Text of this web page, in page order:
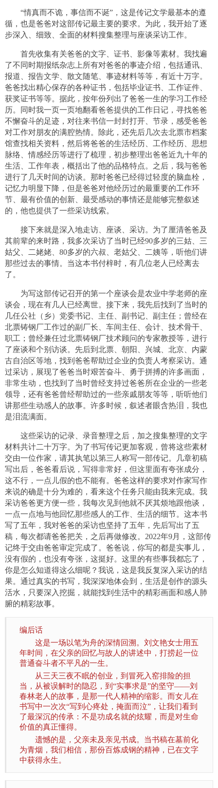
“情真而不诡，事信而不诞”，这是传记文学最基本的遵
循，也是爸爸对这部传记最主要的要求。为此，我开始了逐
步深入、细致、全面的材料搜集整理与座谈采访工作。
首先收集有关爸爸的文字、证书、影像等素材。我找遍
了不同时期报纸杂志上所有对爸爸的事迹介绍，包括通讯、
报道、报告文学、散文随笔、事迹材料等等，有近十万字。
爸爸找出精心保存的各种证书，包括毕业证书、工作证件、
获奖证书等等。据此，按年份列出了爸爸一生的学习工作经
历。同时我一页一页地翻看爸爸提供的工作日记，寻找爸爸
不懈奋斗的足迹，对往来书信一封封打开、节录，感受爸爸
对工作对朋友的满腔热情。除此，还先后几次去北票市档案
馆查找相关资料，然后将爸爸的生活经历、工作经历、思想
脉络、情感经历等进行了梳理，初步整理出爸爸近九十年的
生活、工作年表，概括出了他的品格特点。之后，我与爸爸
进行了几天时间的访谈。那时爸爸已经得过轻度的脑血栓，
记忆力明显下降，但是爸爸对他经历过的最重要的工作环
节、最有价值的创新、最受感动的事情还是能够完整叙述
的，他也提供了一些采访线索。
接下来就是深入地走访、座谈、采访。为了厘清爸爸及
其前辈的来时路，我多次采访了当时已经90多岁的三姑、三
姑父、二姥姥、80多岁的六叔、老姑父、二姨等，听他们讲
那些过去的事情。当这本书付梓时，有几位老人已经离去
了。
为写这部传记召开的第一个座谈会是农业中学老师的座
谈会，现在有几人已经离世。接下来，我先后找到了当时的
几任公社（乡）党委书记、主任、副书记、副主任；曾经在
北票铸钢厂工作过的副厂长、车间主任、会计、技术骨干、
职工；曾经兼任过北票铸钢厂技术顾问的专家教授等，进行
了座谈和个别访谈。先后到北票、朝阳、兴城、北京、内蒙
古自治区等地，找到爸爸帮助过企业的负责人考察采访。通
过采访，展现了爸爸当时艰苦奋斗、勇于拼搏的许多画面，
非常生动，也找到了当时曾经支持过爸爸所在企业的一些老
领导，还有爸爸曾经帮助过的一些亲戚朋友等等，听听他们
讲那些生动感人的故事。许多时候，叙述者眼含热泪，我也
是泪流满面。
这些采访的记录、录音整理之后，加之搜集整理的文字
材料共计二十万字。为了书写传记更加客观，曾将这些素材
交由一位作家，请其执笔以第三人称写一部传记。几章初稿
写出后，爸爸看后说，写得非常好，但这里面有夸张成分，
这不行，一点儿假的也不能有。爸爸这样的要求对作家写作
来说的确是十分为难的，看来这个任务只能由我来完成。我
采访爸爸更方便一些，我每次见到他就不厌其烦地跟他谈，
一点一点地与他回忆那些感人的工作、生活的细节。这本书
写了五年，我对爸爸的采访也坚持了五年，先后写出了五
稿，每次都请爸爸把关，之后再做修改。2022年9月，这部传
记终于交由爸爸审定完成了。爸爸说，你写的都是实事儿，
没有假的，也没有夸张，这挺好。这里的有些事我都忘了，
你是怎么知道得这么细呢？我说，这是我反复深入采访的结
果。通过真实的书写，我深深地体会到，生活是创作的源头
活水，只要深入挖掘，就能找到生活中的精彩画面和感人肺
腑的精彩故事。
编后话
这是一场以笔为舟的深情回溯。刘文艳女士用五
年时间，在父亲的回忆与故人的讲述中，打捞起一位
普通奋斗者不平凡的一生。
从三天三夜不眠的创业，到冒死入窑排险的担
当，从被误解时的隐忍，到“实事求是”的坚守——刘
春林老人的故事，是那一代人精神的缩影。而女儿在
书写中一次次“写到心疼处，掩面而泣”，让我们看到
了最深沉的传承：不是功成名就的炫耀，而是对生命
价值的真正懂得。
遗憾的是，父亲未及亲见书成。当书稿在墓前化
为青烟，我们相信，那份百炼成钢的精神，已在文字
中获得永生。